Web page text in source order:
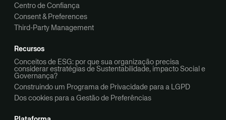
Centro de Confiança
Consent & Preferences
Third-Party Management
Recursos
Conceitos de ESG: por que sua organização precisa
considerar estratégias de Sustentabilidade, impacto Social e
Governança?
Construindo um Programa de Privacidade para a LGPD
Dos cookies para a Gestão de Preferências